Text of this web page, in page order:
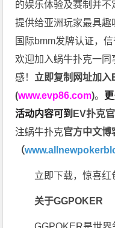
的娱乐体验及赛制并
提供给亚洲玩家最具趣
国际bmm发牌认证，
欢迎加入蜗牛扑克一
感！ 立即复制网址加入
(www.evp86.com)。
活动内容可到 EV扑克
注蜗牛扑克官方中文博
（
立即下载，惊喜红
关于GGPOKER